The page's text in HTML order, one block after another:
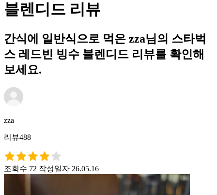
블렌디드 리뷰
간식에 일반식으로 먹은 zza님의 스타벅
스 레드빈 빙수 블렌디드 리뷰를 확인해
보세요.
zza
리뷰488
조회수 72 작성일자 26.05.16